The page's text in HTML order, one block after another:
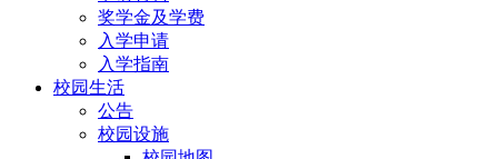
奖学金及学费
入学申请
入学指南
校园生活
公告
校园设施